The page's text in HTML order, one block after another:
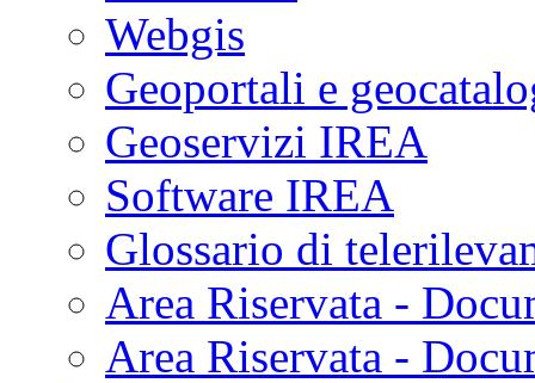
Webgis
Geoportali e
Geoservizi IREA
Software IREA
Glossario di
Area Riservata -
Area Riservata -